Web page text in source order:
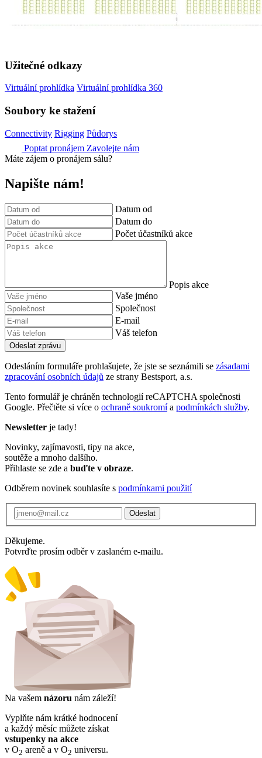
Užitečné odkazy
Virtuální prohlídka Virtuální prohlídka 360
Soubory ke stažení
Connectivity Rigging Půdorys
Poptat pronájem Zavolejte nám
Máte zájem o pronájem sálu?
Napište nám!
Datum od
Datum do
Počet účastníků akce
Popis akce
Vaše jméno
Společnost
E-mail
Váš telefon
Odeslat zprávu
Odesláním formuláře prohlašujete, že jste se seznámili se zásadami
zpracování osobních údajů ze strany Bestsport, a.s.
Tento formulář je chráněn technologií reCAPTCHA společnosti
Google. Přečtěte si více o ochraně soukromía podmínkách služby.
Newsletter je tady!
Novinky, zajímavosti, tipy na akce,
soutěže a mnoho dalšího.
Přihlaste se zde a buďte v obraze.
Odběrem novinek souhlasíte s podmínkami použití
Odeslat
Děkujeme.
Potvrďte prosím odběr v zaslaném e-mailu.
Na vašem názoru nám záleží!
Vyplňte nám krátké hodnocení
a každý měsíc můžete získat
vstupenky na akce
v O2 areně a v O2 universu.